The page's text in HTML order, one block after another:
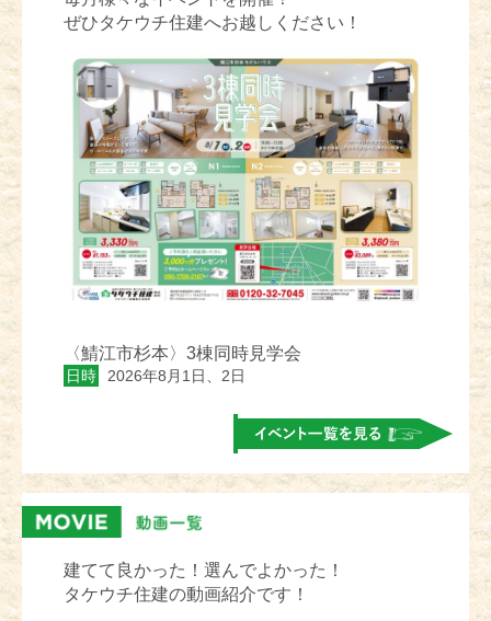
ぜひタケウチ住建へお越しください！
〈鯖江市杉本〉3棟同時見学会
日時 2026年8月1日、2日
建てて良かった！選んでよかった！
タケウチ住建の動画紹介です！